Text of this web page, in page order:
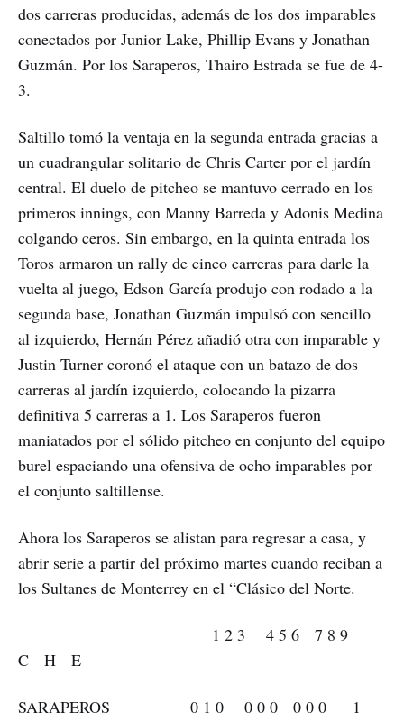
dos carreras producidas, además de los dos imparables
conectados por Junior Lake, Phillip Evans y Jonathan
Guzmán. Por los Saraperos, Thairo Estrada se fue de 4-
3.
Saltillo tomó la ventaja en la segunda entrada gracias a
un cuadrangular solitario de Chris Carter por el jardín
central. El duelo de pitcheo se mantuvo cerrado en los
primeros innings, con Manny Barreda y Adonis Medina
colgando ceros. Sin embargo, en la quinta entrada los
Toros armaron un rally de cinco carreras para darle la
vuelta al juego, Edson García produjo con rodado a la
segunda base, Jonathan Guzmán impulsó con sencillo
al izquierdo, Hernán Pérez añadió otra con imparable y
Justin Turner coronó el ataque con un batazo de dos
carreras al jardín izquierdo, colocando la pizarra
definitiva 5 carreras a 1. Los Saraperos fueron
maniatados por el sólido pitcheo en conjunto del equipo
burel espaciando una ofensiva de ocho imparables por
el conjunto saltillense.
Ahora los Saraperos se alistan para regresar a casa, y
abrir serie a partir del próximo martes cuando reciban a
los Sultanes de Monterrey en el “Clásico del Norte.
1 2 3 4 5 6 7 8 9
C H E
SARAPEROS 0 1 0 0 0 0 0 0 0 1